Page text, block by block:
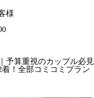
様
予算重視のカップル必見
！全部コミコミプラン